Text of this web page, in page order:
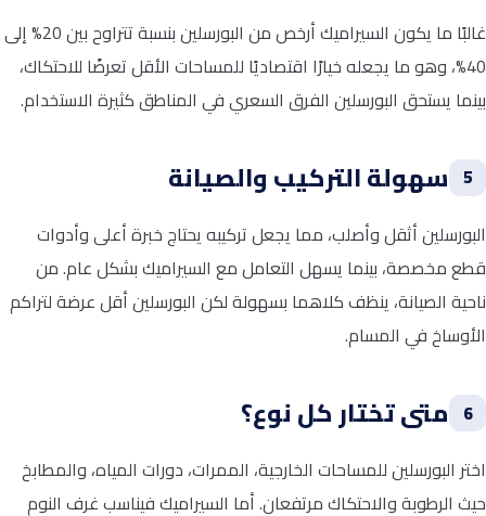
غالبًا ما يكون السيراميك أرخص من البورسلين بنسبة تتراوح بين 20% إلى
40%، وهو ما يجعله خيارًا اقتصاديًا للمساحات الأقل تعرضًا للاحتكاك،
بينما يستحق البورسلين الفرق السعري في المناطق كثيرة الاستخدام.
5 سهولة التركيب والصيانة
البورسلين أثقل وأصلب، مما يجعل تركيبه يحتاج خبرة أعلى وأدوات
قطع مخصصة، بينما يسهل التعامل مع السيراميك بشكل عام. من
ناحية الصيانة، ينظف كلاهما بسهولة لكن البورسلين أقل عرضة لتراكم
الأوساخ في المسام.
6 متى تختار كل نوع؟
اختر البورسلين للمساحات الخارجية، الممرات، دورات المياه، والمطابخ
حيث الرطوبة والاحتكاك مرتفعان. أما السيراميك فيناسب غرف النوم